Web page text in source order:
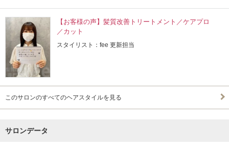
【お客様の声】髪質改善トリートメント／ケアプロ
／カット
スタイリスト：fee 更新担当
このサロンのすべてのヘアスタイルを見る
サロンデータ